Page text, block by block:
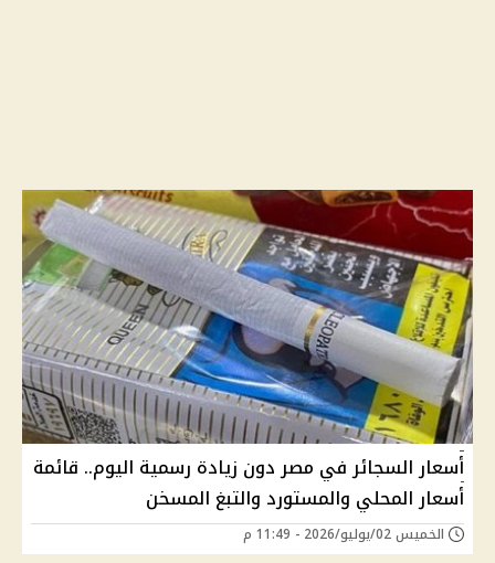
أسعار السجائر في مصر دون زيادة رسمية اليوم.. قائمة
أسعار المحلي والمستورد والتبغ المسخن
الخميس 02/يوليو/2026 - 11:49 م